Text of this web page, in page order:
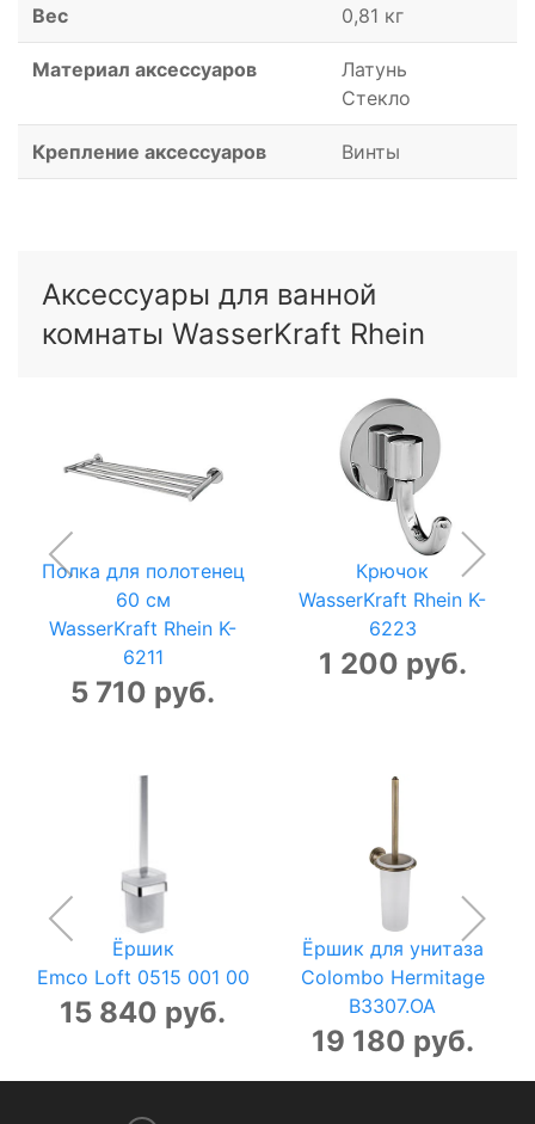
Вес 0,81 кг
Материал аксессуаров
Латунь
Стекло
Крепление аксессуаров Винты
Аксессуары для ванной
комнаты WasserKraft Rhein
Полка для полотенец
60 см
WasserKraft Rhein K-
6211
5 710 руб.
Крючок
WasserKraft Rhein K-
6223
1 200 руб.
Ёршик
Emco Loft 0515 001 00
15 840 руб.
Ёршик для унитаза
Colombo Hermitage
B3307.OA
19 180 руб.